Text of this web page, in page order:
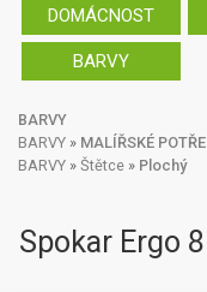
DOMÁCNOST
BARVY
BARVY
BARVY » MALÍŘSKÉ
BARVY » Štětce » Plochý
Spokar Ergo